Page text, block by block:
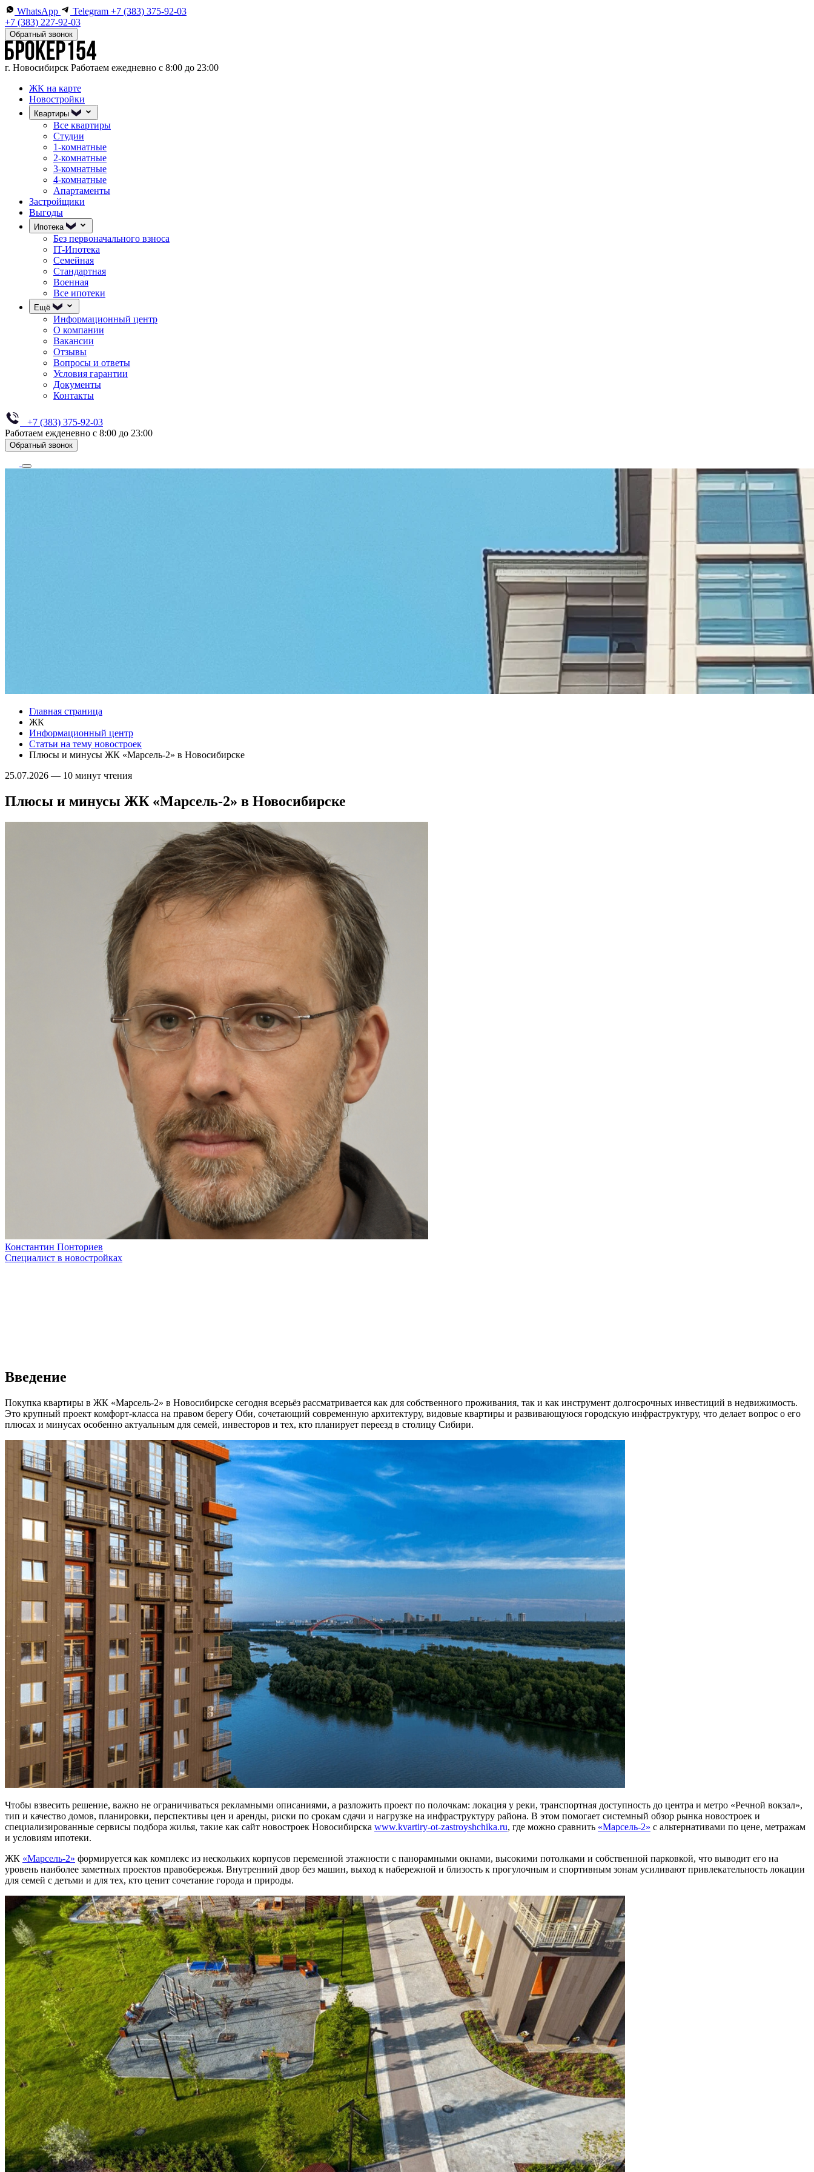
WhatsApp Telegram +7 (383) 375-92-03
+7 (383) 227-92-03
Обратный звонок
г. Новосибирск Работаем ежедневно с 8:00 до 23:00
ЖК на карте
Новостройки
Квартиры
Все квартиры
Студии
1-комнатные
2-комнатные
3-комнатные
4-комнатные
Апартаменты
Застройщики
Выгоды
Ипотека
Без первоначального взноса
IT-Ипотека
Семейная
Стандартная
Военная
Все ипотеки
Ещё
Информационный центр
О компании
Вакансии
Отзывы
Вопросы и ответы
Условия гарантии
Документы
Контакты
+7 (383) 375-92-03
Работаем ежденевно с 8:00 до 23:00
Обратный звонок
Главная страница
ЖК
Информационный центр
Статьи на тему новостроек
Плюсы и минусы ЖК «Марсель-2» в Новосибирске
25.07.2026 — 10 минут чтения
Плюсы и минусы ЖК «Марсель-2» в Новосибирске
Константин Понториев
Специалист в новостройках
Введение
Покупка квартиры в ЖК «Марсель-2» в Новосибирске сегодня всерьёз рассматривается как для собственного проживания, так и как инструмент долгосрочных инвестиций в недвижимость.
Это крупный проект комфорт-класса на правом берегу Оби, сочетающий современную архитектуру, видовые квартиры и развивающуюся городскую инфраструктуру, что делает вопрос о его
плюсах и минусах особенно актуальным для семей, инвесторов и тех, кто планирует переезд в столицу Сибири.
Чтобы взвесить решение, важно не ограничиваться рекламными описаниями, а разложить проект по полочкам: локация у реки, транспортная доступность до центра и метро «Речной вокзал»,
тип и качество домов, планировки, перспективы цен и аренды, риски по срокам сдачи и нагрузке на инфраструктуру района. В этом помогает системный обзор рынка новостроек и
специализированные сервисы подбора жилья, такие как сайт новостроек Новосибирска www.kvartiry-ot-zastroyshchika.ru, где можно сравнить «Марсель-2» с альтернативами по цене, метражам
и условиям ипотеки.
ЖК «Марсель-2» формируется как комплекс из нескольких корпусов переменной этажности с панорамными окнами, высокими потолками и собственной парковкой, что выводит его на
уровень наиболее заметных проектов правобережья. Внутренний двор без машин, выход к набережной и близость к прогулочным и спортивным зонам усиливают привлекательность локации
для семей с детьми и для тех, кто ценит сочетание города и природы.